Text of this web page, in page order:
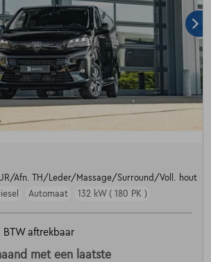
Afn. TH/Leder/Massage/Surround/Voll. hout
Automaat 132 kW ( 180 PK )
BTW aftrekbaar
met een laatste